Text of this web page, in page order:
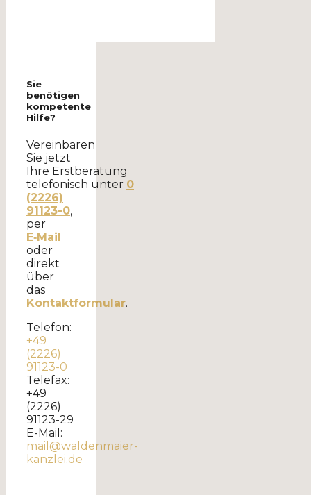
Sie
benötigen
kompetente
Hilfe?
Vereinbaren
Sie jetzt
Ihre Erstberatung
telefonisch unter 0
(2226)
91123-0,
per
E‑Mail
oder
direkt
über
das
Kontaktformular.
Telefon:
+49
(2226)
91123-0
Telefax:
+49
(2226)
91123-29
E-Mail:
mail@waldenmaier-
kanzlei.de